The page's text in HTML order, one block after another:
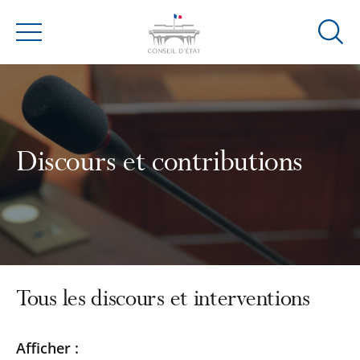
Menu
Ouvrir
de
Discours et contributions
Tous les discours et interventions
Passer
Passer
Afficher :